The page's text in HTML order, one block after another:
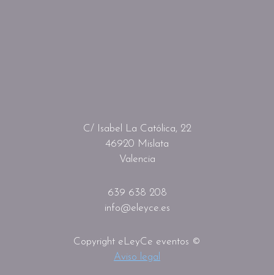
C/ Isabel La Católica, 22
46920 Mislata
Valencia
639 638 208
info@eleyce.es
Copyright eLeyCe eventos ©
Aviso legal